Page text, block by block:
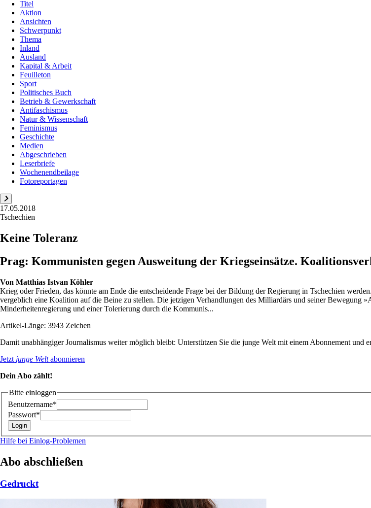
Titel
Aktion
Ansichten
Schwerpunkt
Thema
Inland
Ausland
Kapital & Arbeit
Feuilleton
Sport
Politisches Buch
Betrieb & Gewerkschaft
Antifaschismus
Natur & Wissenschaft
Feminismus
Geschichte
Medien
Abgeschrieben
Leserbriefe
Wochenendbeilage
Fotoreportagen
17.05.2018
Tschechien
Keine Toleranz
Prag: Kommunisten gegen Ausweitung der Kriegseinsätze.
Von Matthias Istvan Köhler
Krieg oder Frieden, das könnte am Ende die entscheidende Frage bei der Bildung der Regierung in Tschechien
vergeblich eine Koalition auf die Beine zu stellen. Die jetzigen Verhandlungen des Milliardärs und seiner
Minderheitenregierung und einer Tolerierung durch die Kommunis...
Artikel-Länge: 3943 Zeichen
Damit unabhängiger Journalismus weiter möglich bleibt: Unterstützen Sie die junge Welt mit einem Abonnement und
Jetzt junge Weltabonnieren
Dein Abo zählt!
Bitte einloggen
Benutzername*
Passwort*
Hilfe bei Einlog-Problemen
Abo abschließen
Gedruckt